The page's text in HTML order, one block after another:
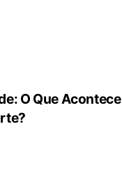
O Que Acontece